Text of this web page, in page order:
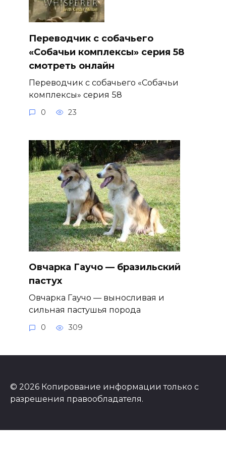
Переводчик с собачьего
«Собачьи комплексы» серия 58
смотреть онлайн
Переводчик с собачьего «Собачьи
комплексы» серия 58
0 23
Овчарка Гаучо — бразильский
пастух
Овчарка Гаучо — выносливая и
сильная пастушья порода
0 309
© 2026 Копирование информации только с
разрешения правообладателя.